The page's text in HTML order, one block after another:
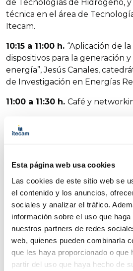
Esta página web usa cookies
Las cookies de este sitio web se
el contenido y los anuncios,
sociales y analizar el tráfico.
información sobre el uso que
nuestros partners de redes
web, quienes pueden combinarla
que les haya proporcionado o que
partir del uso que haya hecho de
de Tecnologías de Hidrógeno, y
técnica en el área de
Itecam.
10:15 a 11:00 h. “Aplicación de
dispositivos para la generación
energía”, Jesús Canales,
de Investigación en Energías
11:00 a 11:30 h. Café y
“AEMIOS:
verde en la industria”, María
del área de Tecnologías de
12:00 a 12:45 h.“Economía
verde: sinergias para una
Castilla – La Mancha”, Norberto
director de Medio Ambiente en
12:45 a 13:00 h.Cierre de la